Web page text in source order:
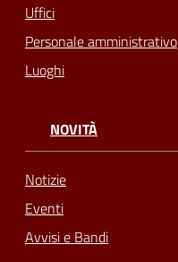
Uffici
Personale amministrativo
Luoghi
NOVITÀ
Notizie
Eventi
Avvisi e Bandi